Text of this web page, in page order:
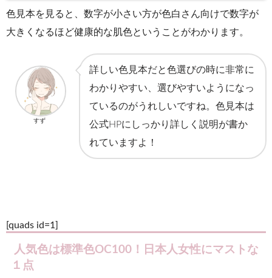
色見本を見ると、数字が小さい方が色白さん向けで数字が
大きくなるほど健康的な肌色ということがわかります。
詳しい色見本だと色選びの時に非常に
わかりやすい、選びやすいようになっ
ているのがうれしいですね。色見本は
公式HPにしっかり詳しく説明が書か
れていますよ！
すず
[quads id=1]
人気色は標準色OC100！日本人女性にマストな
１点